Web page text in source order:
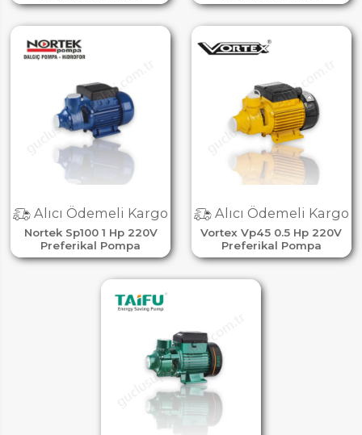
Nortek Sp100 1 Hp 220V
Preferikal Pompa
Alıcı Ödemeli Kargo
Vortex Vp45 0.5 Hp 220V
Preferikal Pompa
Alıcı Ödemeli Kargo